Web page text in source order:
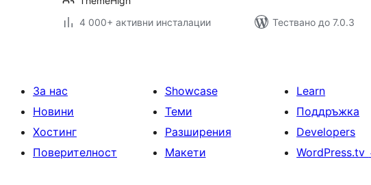
4 000+ активни инсталации
Тествано до 7.0.3
За нас
Новини
Хостинг
Поверителност
Showcase
Теми
Разширения
Макети
Learn
Поддръжка
Developers
WordPress.tv